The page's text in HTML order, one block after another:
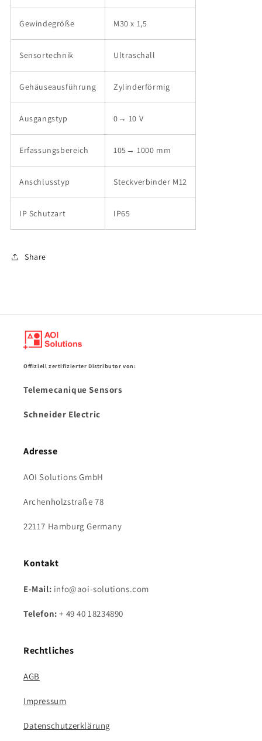
Gewindegröße M30 x 1,5
Sensortechnik Ultraschall
Gehäuseausführung Zylinderförmig
Ausgangstyp 0→ 10 V
Erfassungsbereich 105→ 1000 mm
Anschlusstyp Steckverbinder M12
IP Schutzart IP65
Share
Offiziell zertifizierter Distributor von:
Telemecanique Sensors
Schneider Electric
Adresse
AOI Solutions GmbH
Archenholzstraße 78
22117 Hamburg Germany
Kontakt
E-Mail: info@aoi-solutions.com
Telefon:+ 49 40 18234890
Rechtliches
AGB
Impressum
Datenschutzerklärung